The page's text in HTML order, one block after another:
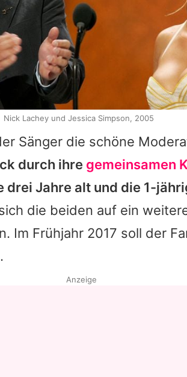
Sänger die schöne
durch ihre gemeinsamen
drei Jahre alt und die 1-
die beiden auf ein
Im Frühjahr 2017 soll der
Nick Lachey und Jessica Simpson, 2005
Anzeige